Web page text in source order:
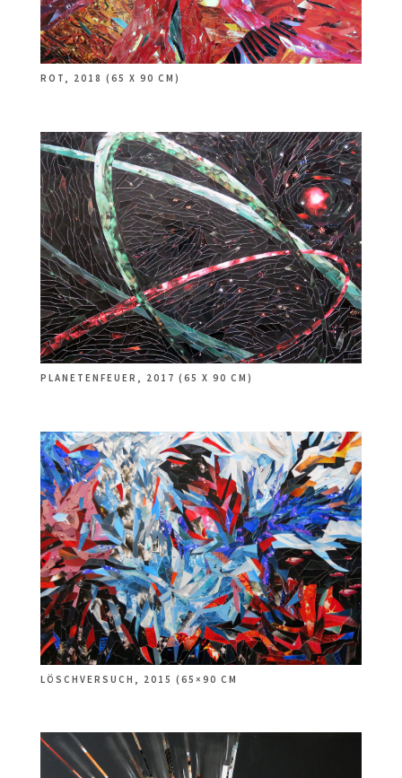
ROT, 2018 (65 X 90 CM)
PLANETENFEUER, 2017 (65 X 90 CM)
LÖSCHVERSUCH, 2015 (65×90 CM